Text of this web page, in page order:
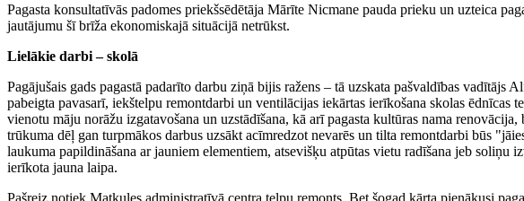
Pagasta konsultatīvās padomes priekšsēdētāja Mārīte Nicmane pauda prieku un uzteica
jautājumu šī brīža ekonomiskajā situācijā netrūkst.
Lielākie darbi – skolā
Pagājušais gads pagastā padarīto darbu ziņā bijis ražens – tā uzskata pašvaldības
pabeigta pavasarī, iekštelpu remontdarbi un ventilācijas iekārtas ierīkošana skolas
vienotu māju norāžu izgatavošana un uzstādīšana, kā arī pagasta kultūras nama
trūkuma dēļ gan turpmākos darbus uzsākt acīmredzot nevarēs un tilta remontdarbi būs
laukuma papildināšana ar jauniem elementiem, atsevišķu atpūtas vietu radīšana jeb
ierīkota jauna laipa.
Pašreiz notiek Matkules administratīvā centra telpu remonts. Bet šogad kārta pienākusi